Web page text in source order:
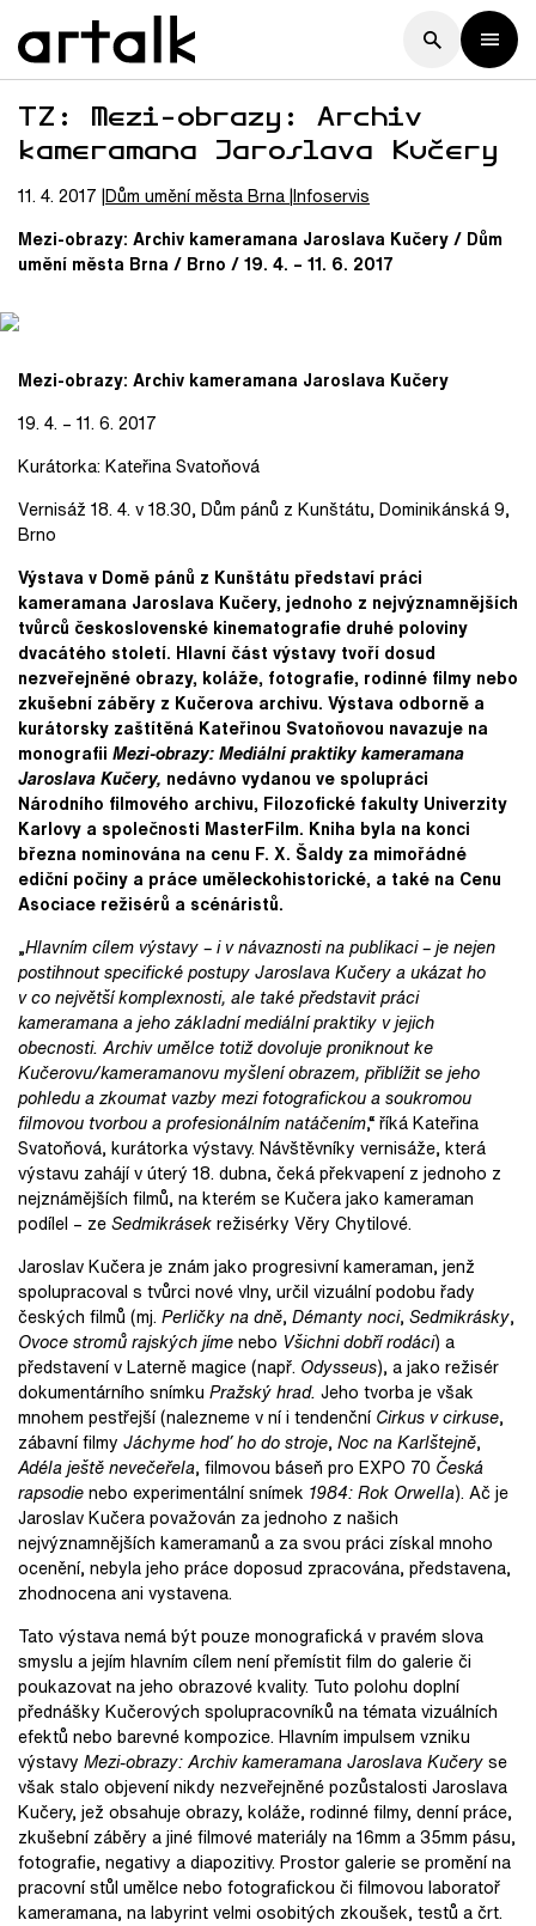
TZ: Mezi-obrazy: Archiv
kameramana Jaroslava Kučery
11. 4. 2017 Dům umění města Brna Infoservis
Mezi-obrazy: Archiv kameramana Jaroslava Kučery / Dům
umění města Brna / Brno / 19. 4. – 11. 6. 2017
Mezi-obrazy: Archiv kameramana Jaroslava Kučery
19. 4. – 11. 6. 2017
Kurátorka: Kateřina Svatoňová
Vernisáž 18. 4. v 18.30, Dům pánů z Kunštátu, Dominikánská 9,
Brno
Výstava v Domě pánů z Kunštátu představí práci
kameramana Jaroslava Kučery, jednoho z nejvýznamnějších
tvůrců československé kinematografie druhé poloviny
dvacátého století. Hlavní část výstavy tvoří dosud
nezveřejněné obrazy, koláže, fotografie, rodinné filmy nebo
zkušební záběry z Kučerova archivu. Výstava odborně a
kurátorsky zaštítěná Kateřinou Svatoňovou navazuje na
monografii Mezi-obrazy: Mediální praktiky kameramana
Jaroslava Kučery, nedávno vydanou ve spolupráci
Národního filmového archivu, Filozofické fakulty Univerzity
Karlovy a společnosti MasterFilm. Kniha byla na konci
března nominována na cenu F. X. Šaldy za mimořádné
ediční počiny a práce uměleckohistorické, a také na Cenu
Asociace režisérů a scénáristů.
„Hlavním cílem výstavy – i v návaznosti na publikaci – je nejen
postihnout specifické postupy Jaroslava Kučery a ukázat ho
v co největší komplexnosti, ale také představit práci
kameramana a jeho základní mediální praktiky v jejich
obecnosti. Archiv umělce totiž dovoluje proniknout ke
Kučerovu/kameramanovu myšlení obrazem, přiblížit se jeho
pohledu a zkoumat vazby mezi fotografickou a soukromou
filmovou tvorbou a profesionálním natáčením,“ říká Kateřina
Svatoňová, kurátorka výstavy. Návštěvníky vernisáže, která
výstavu zahájí v úterý 18. dubna, čeká překvapení z jednoho z
nejznámějších filmů, na kterém se Kučera jako kameraman
podílel – zeSedmikrásekrežisérky Věry Chytilové.
Jaroslav Kučera je znám jako progresivní kameraman, jenž
spolupracoval s tvůrci nové vlny, určil vizuální podobu řady
českých filmů (mj. Perličky na dně, Démanty noci, Sedmikrásky,
Ovoce stromů rajských jímenebo Všichni dobří rodáci) a
představení v Laterně magice (např. Odysseus), a jako režisér
dokumentárního snímku Pražský hrad. Jeho tvorba je však
mnohem pestřejší (nalezneme v ní i tendenčníCirkus v cirkuse,
zábavní filmy Jáchyme hoď ho do stroje, Noc na Karlštejně,
Adéla ještě nevečeřela, filmovou báseň pro EXPO 70 Česká
rapsodienebo experimentální snímek 1984: Rok Orwella). Ač je
Jaroslav Kučera považován za jednoho z našich
nejvýznamnějších kameramanů a za svou práci získal mnoho
ocenění, nebyla jeho práce doposud zpracována, představena,
zhodnocena ani vystavena.
Tato výstava nemá být pouze monografická v pravém slova
smyslu a jejím hlavním cílem není přemístit film do galerie či
poukazovat na jeho obrazové kvality. Tuto polohu doplní
přednášky Kučerových spolupracovníků na témata vizuálních
efektů nebo barevné kompozice. Hlavním impulsem vzniku
výstavy Mezi-obrazy: Archiv kameramana Jaroslava Kučeryse
však stalo objevení nikdy nezveřejněné pozůstalosti Jaroslava
Kučery, jež obsahuje obrazy, koláže, rodinné filmy, denní práce,
zkušební záběry a jiné filmové materiály na 16mm a 35mm pásu,
fotografie, negativy a diapozitivy. Prostor galerie se promění na
pracovní stůl umělce nebo fotografickou či filmovou laboratoř
kameramana, na labyrint velmi osobitých zkoušek, testů a črt.